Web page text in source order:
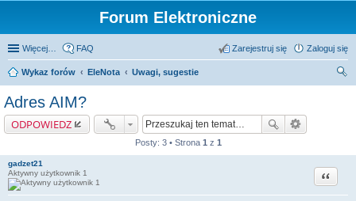
Forum Elektroniczne
Więcej… FAQ Zaloguj się
Zarejestruj się
Wykaz forów EleNota
Uwagi, sugestie
Adres AIM?
ODPOWIEDZ
Posty: 3 • Strona 1 z 1
gadzet21
Aktywny użytkownik 1
Cytuj